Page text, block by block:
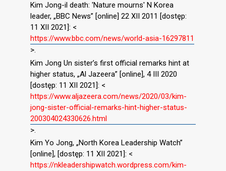
Kim Jong-il death: 'Nature mourns' N Korea
leader, „BBC News” [online] 22 XII 2011 [dostęp:
11 XII 2021]: <
https://www.bbc.com/news/world-asia-16297811
>.
Kim Jong Un sister’s first official remarks hint at
higher status, „Al Jazeera” [online], 4 III 2020
[dostęp: 11 XII 2021]: <
https://www.aljazeera.com/news/2020/03/kim-
jong-sister-official-remarks-hint-higher-status-
200304024330626.html
>.
Kim Yo Jong, „North Korea Leadership Watch”
[online], [dostęp: 11 XII 2021]: <
https://nkleadershipwatch.wordpress.com/kim-